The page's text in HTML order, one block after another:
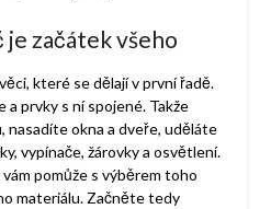
je začátek všeho
které se dělají v první řadě.
prvky s ní spojené. Takže
nasadíte okna a dveře, uděláte
vypínače, žárovky a osvětlení.
vám pomůže s výběrem toho
materiálu. Začněte tedy